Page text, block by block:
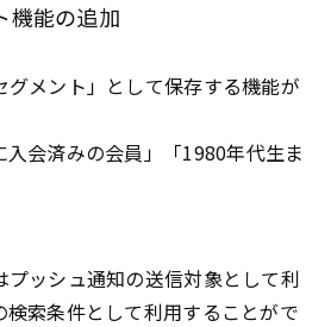
機能の追加
グメント」として保存する機能が
会済みの会員」「1980年代生ま
ッシュ通知の送信対象として利
索条件として利用することがで